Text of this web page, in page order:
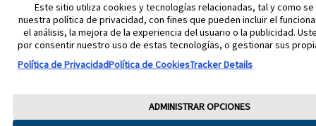
Este sitio utiliza cookies y tecnologías relacionadas, tal y como
nuestra política de privacidad, con fines que pueden incluir el
el análisis, la mejora de la experiencia del usuario o la publicidad.
por consentir nuestro uso de estas tecnologías, o gestionar sus
Política de PrivacidadPolítica de CookiesTracker Details
ADMINISTRAR OPCIONES